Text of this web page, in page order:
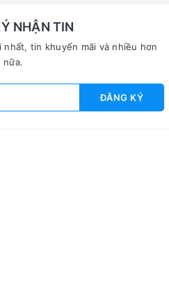
NHẬN TIN
tin khuyến mãi và nhiều hơn
nữa.
ĐĂNG KÝ